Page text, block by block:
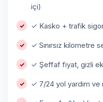
içi)
✓ Kasko + trafik
✓ Sınırsız kilometre
✓ Şeffaf fiyat, gizli
✓ 7/24 yol yardım